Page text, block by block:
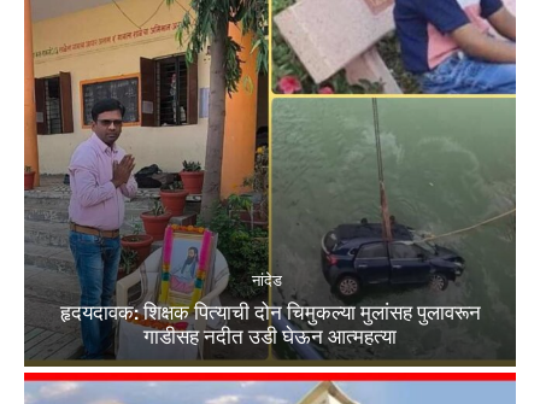
नांदेड
हृदयदावक: शिक्षक पित्याची दोन चिमुकल्या मुलांसह पुलावरून
गाडीसह नदीत उडी घेऊन आत्महत्या